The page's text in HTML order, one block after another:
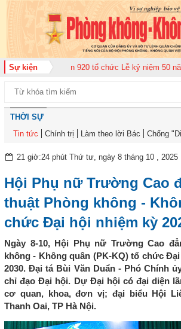
Sự kiện
Không quân 920 tổ chức Lễ kỷ niệm 50 năm
THỜI SỰ
Tin tức
Chính trị Làm theo lời Bác Chống
21 giờ:24 phút Thứ tư, ngày 8 tháng 10 , 2025
Hội Phụ nữ Trường Cao
thuật Phòng không -
chức Đại hội nhiệm kỳ
Ngày 8-10, Hội Phụ nữ Trường Cao
không - Không quân (PK-KQ) tổ chức
2030. Đại tá Bùi Văn Duẩn - Phó Chính
chỉ đạo Đại hội. Dự Đại hội có đại diện
cơ quan, khoa, đơn vị; đại biểu Hội
Thanh Oai, TP Hà Nội.